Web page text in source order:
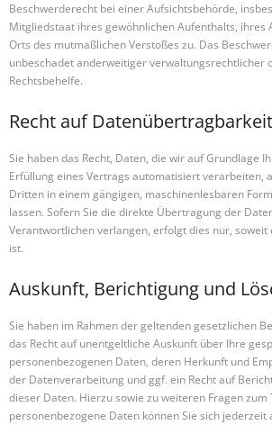
Beschwerderecht bei einer Aufsichtsbehörde,
Mitgliedstaat ihres gewöhnlichen Aufenthalts, ihres
Orts des mutmaßlichen Verstoßes zu. Das
unbeschadet anderweitiger verwaltungsrechtlicher
Rechtsbehelfe.
Recht auf Daten­übertrag­barkeit
Sie haben das Recht, Daten, die wir auf Grundlage
Erfüllung eines Vertrags automatisiert verarbeiten,
Dritten in einem gängigen, maschinenlesbaren
lassen. Sofern Sie die direkte Übertragung der
Verantwortlichen verlangen, erfolgt dies nur, soweit
ist.
Auskunft, Berichtigung und
Sie haben im Rahmen der geltenden gesetzlichen
das Recht auf unentgeltliche Auskunft über Ihre
personenbezogenen Daten, deren Herkunft und
der Datenverarbeitung und ggf. ein Recht auf
dieser Daten. Hierzu sowie zu weiteren Fragen zum
personenbezogene Daten können Sie sich jederzeit